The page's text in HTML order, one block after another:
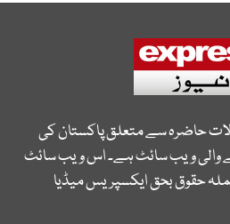
حاضرہ سے متعلق پاکستان کی
والی ویب سائٹ ہے۔ اس ویب سائٹ
حقوق بحق ایکسپریس میڈیا